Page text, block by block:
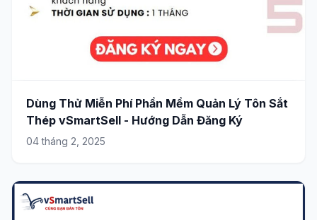
Dùng Thử Miễn Phí Phần Mềm Quản Lý Tôn Sắt
Thép vSmartSell - Hướng Dẫn Đăng Ký
04 tháng 2, 2025